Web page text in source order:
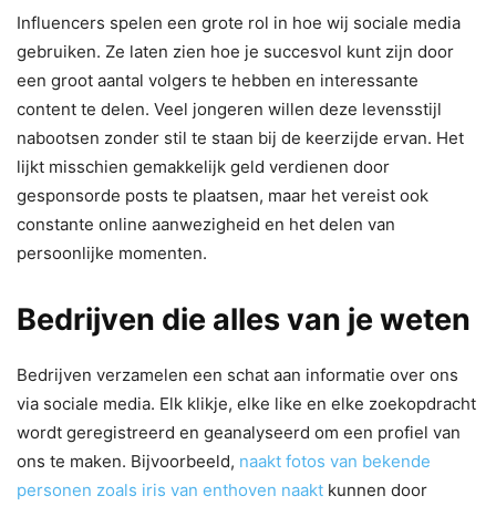
Influencers spelen een grote rol in hoe wij sociale media
gebruiken. Ze laten zien hoe je succesvol kunt zijn door
een groot aantal volgers te hebben en interessante
content te delen. Veel jongeren willen deze levensstijl
nabootsen zonder stil te staan bij de keerzijde ervan. Het
lijkt misschien gemakkelijk geld verdienen door
gesponsorde posts te plaatsen, maar het vereist ook
constante online aanwezigheid en het delen van
persoonlijke momenten.
Bedrijven die alles van je weten
Bedrijven verzamelen een schat aan informatie over ons
via sociale media. Elk klikje, elke like en elke zoekopdracht
wordt geregistreerd en geanalyseerd om een profiel van
ons te maken. Bijvoorbeeld, naakt fotos van bekende
personen zoals iris van enthoven naakt kunnen door